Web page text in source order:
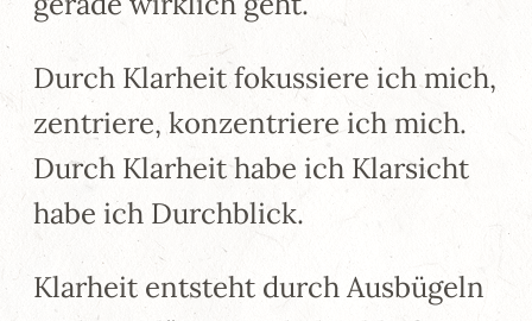
Durch Klarheit fokussiere ich mich,
zentriere, konzentriere ich mich.
Durch Klarheit habe ich Klarsicht
habe ich Durchblick.
Klarheit entsteht durch Ausbügeln